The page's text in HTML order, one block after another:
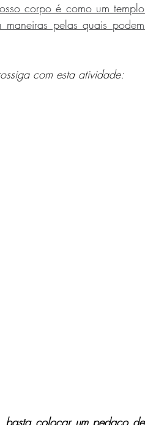
corpo é como um templo
pelas quais podem
com esta atividade:
basta colocar um pedaço de